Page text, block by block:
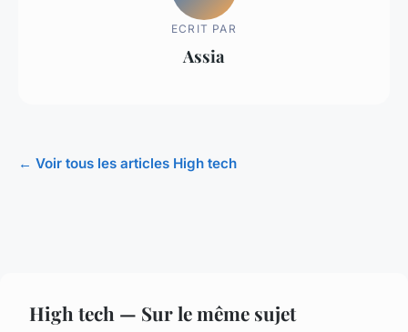
ECRIT PAR
Assia
← Voir tous les articles High tech
High tech — Sur le même sujet